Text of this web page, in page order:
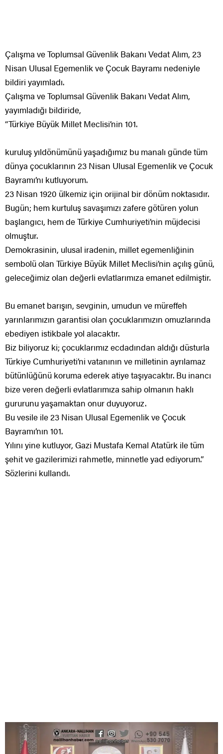
Çalışma ve Toplumsal Güvenlik Bakanı Vedat Alım, 23
Nisan Ulusal Egemenlik ve Çocuk Bayramı nedeniyle
bildiri yayımladı.
Çalışma ve Toplumsal Güvenlik Bakanı Vedat Alım,
yayımladığı bildiride,
“Türkiye Büyük Millet Meclisi’nin 101.
kuruluş yıldönümünü yaşadığımız bu manalı günde tüm
dünya çocuklarının 23 Nisan Ulusal Egemenlik ve Çocuk
Bayramı’nı kutluyorum.
23 Nisan 1920 ülkemiz için orijinal bir dönüm noktasıdır.
Bugün; hem kurtuluş savaşımızı zafere götüren yolun
başlangıcı, hem de Türkiye Cumhuriyeti’nin müjdecisi
olmuştur.
Demokrasinin, ulusal iradenin, millet egemenliğinin
sembolü olan Türkiye Büyük Millet Meclisi’nin açılış günü,
geleceğimiz olan değerli evlatlarımıza emanet edilmiştir.
Bu emanet barışın, sevginin, umudun ve müreffeh
yarınlarımızın garantisi olan çocuklarımızın omuzlarında
ebediyen istikbale yol alacaktır.
Biz biliyoruz ki; çocuklarımız ecdadından aldığı düsturla
Türkiye Cumhuriyeti’ni vatanının ve milletinin ayrılamaz
bütünlüğünü koruma ederek atiye taşıyacaktır. Bu inancı
bize veren değerli evlatlarımıza sahip olmanın haklı
gururunu yaşamaktan onur duyuyoruz.
Bu vesile ile 23 Nisan Ulusal Egemenlik ve Çocuk
Bayramı’nın 101.
Yılını yine kutluyor, Gazi Mustafa Kemal Atatürk ile tüm
şehit ve gazilerimizi rahmetle, minnetle yad ediyorum.”
Sözlerini kullandı.